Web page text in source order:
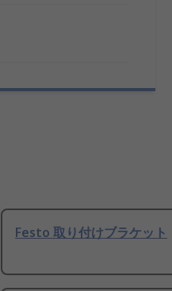
Festo 取り付けブラケット